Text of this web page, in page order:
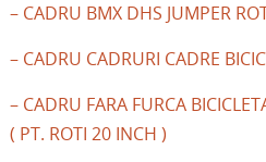
– CADRU BMX DHS JUMPER
– CADRU CADRURI CADRE
– CADRU FARA FURCA
( PT. ROTI 20 INCH )